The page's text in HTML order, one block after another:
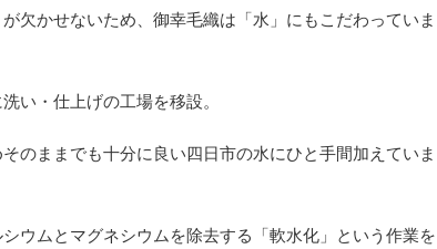
欠かせないため、御幸毛織は「水」にもこだわっていま
い・仕上げの工場を移設。
のままでも十分に良い四日市の水にひと手間加えていま
ウムとマグネシウムを除去する「軟水化」という作業を